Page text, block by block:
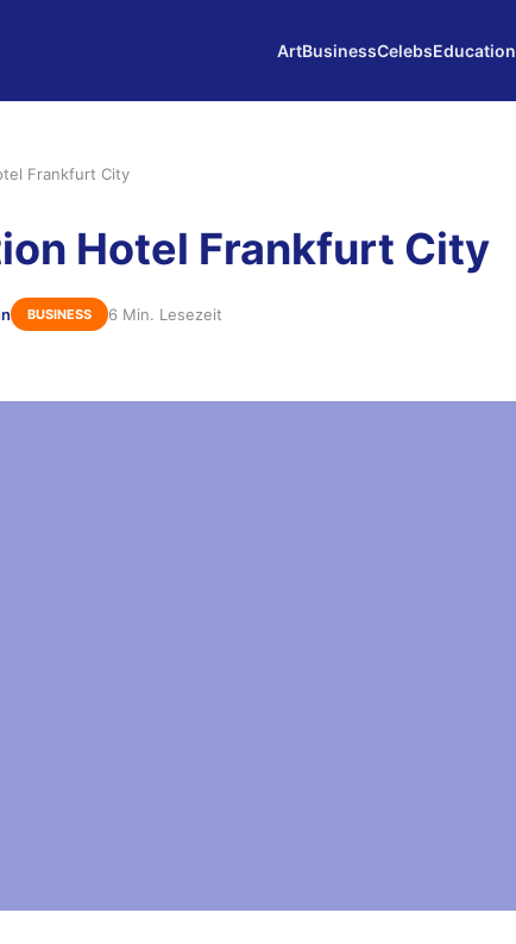
ArtBusinessCelebsEducation
Frankfurt City
Hotel Frankfurt City
BUSINESS 6 Min. Lesezeit